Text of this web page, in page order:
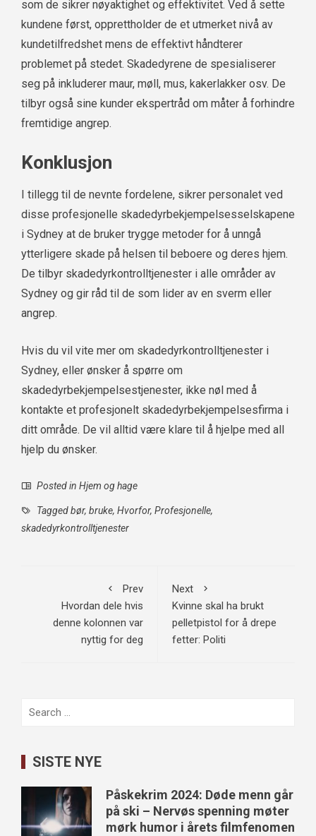
som de sikrer nøyaktighet og effektivitet. Ved å sette
kundene først, opprettholder de et utmerket nivå av
kundetilfredshet mens de effektivt håndterer
problemet på stedet. Skadedyrene de spesialiserer
seg på inkluderer maur, møll, mus, kakerlakker osv. De
tilbyr også sine kunder ekspertråd om måter å forhindre
fremtidige angrep.
Konklusjon
I tillegg til de nevnte fordelene, sikrer personalet ved
disse profesjonelle skadedyrbekjempelsesselskapene
i Sydney at de bruker trygge metoder for å unngå
ytterligere skade på helsen til beboere og deres hjem.
De tilbyr skadedyrkontrolltjenester i alle områder av
Sydney og gir råd til de som lider av en sverm eller
angrep.
Hvis du vil vite mer om skadedyrkontrolltjenester i
Sydney, eller ønsker å spørre om
skadedyrbekjempelsestjenester, ikke nøl med å
kontakte et profesjonelt skadedyrbekjempelsesfirma i
ditt område. De vil alltid være klare til å hjelpe med all
hjelp du ønsker.
Posted in Hjem og hage
Taggedbør, bruke, Hvorfor, Profesjonelle,
skadedyrkontrolltjenester
Prev
Hvordan dele hvis
denne kolonnen var
nyttig for deg
Next
Kvinne skal ha brukt
pelletpistol for å drepe
fetter: Politi
Search
SISTE NYE
Påskekrim 2024: Døde menn går
på ski – Nervøs spenning møter
mørk humor i årets filmfenomen